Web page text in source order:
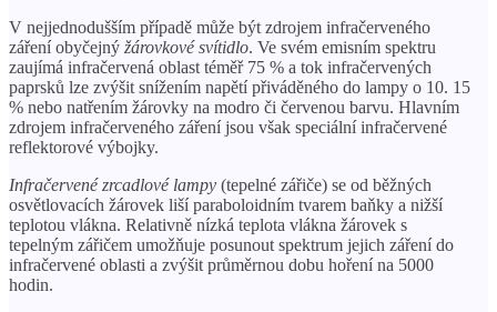
V nejjednodušším případě může být zdrojem infračerveného
záření obyčejný žárovkové svítidlo. Ve svém emisním spektru
zaujímá infračervená oblast téměř 75 % a tok infračervených
paprsků lze zvýšit snížením napětí přiváděného do lampy o 10. 15
% nebo natřením žárovky na modro či červenou barvu. Hlavním
zdrojem infračerveného záření jsou však speciální infračervené
reflektorové výbojky.
Infračervené zrcadlové lampy (tepelné zářiče) se od běžných
osvětlovacích žárovek liší paraboloidním tvarem baňky a nižší
teplotou vlákna. Relativně nízká teplota vlákna žárovek s
tepelným zářičem umožňuje posunout spektrum jejich záření do
infračervené oblasti a zvýšit průměrnou dobu hoření na 5000
hodin.